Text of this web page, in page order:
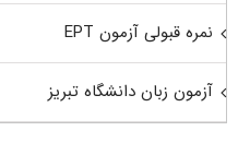
نمره قبولی آزمون EPT
آزمون زبان دانشگاه تبریز